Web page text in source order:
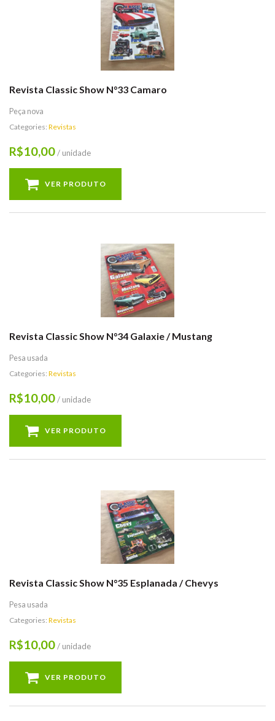
Revista Classic Show N°33 Camaro
Peça nova
Categories: Revistas
R$10,00/ unidade
VER PRODUTO
Revista Classic Show N°34 Galaxie / Mustang
Pesa usada
Categories: Revistas
R$10,00/ unidade
VER PRODUTO
Revista Classic Show N°35 Esplanada / Chevys
Pesa usada
Categories: Revistas
R$10,00/ unidade
VER PRODUTO